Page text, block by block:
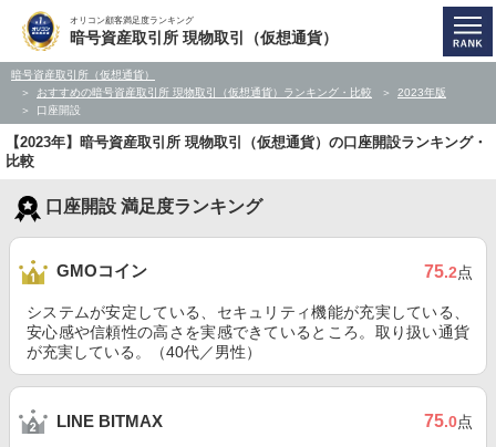
オリコン顧客満足度ランキング
暗号資産取引所 現物取引（仮想通貨）
暗号資産取引所（仮想通貨）
おすすめの暗号資産取引所 現物取引（仮想通貨）ランキング・比較
2023年版
口座開設
【2023年】暗号資産取引所 現物取引（仮想通貨）の口座開設ランキング・
比較
口座開設 満足度ランキング
GMOコイン 75.2点
システムが安定している、セキュリティ機能が充実している、
安心感や信頼性の高さを実感できているところ。取り扱い通貨
が充実している。（40代／男性）
LINE BITMAX 75.0点